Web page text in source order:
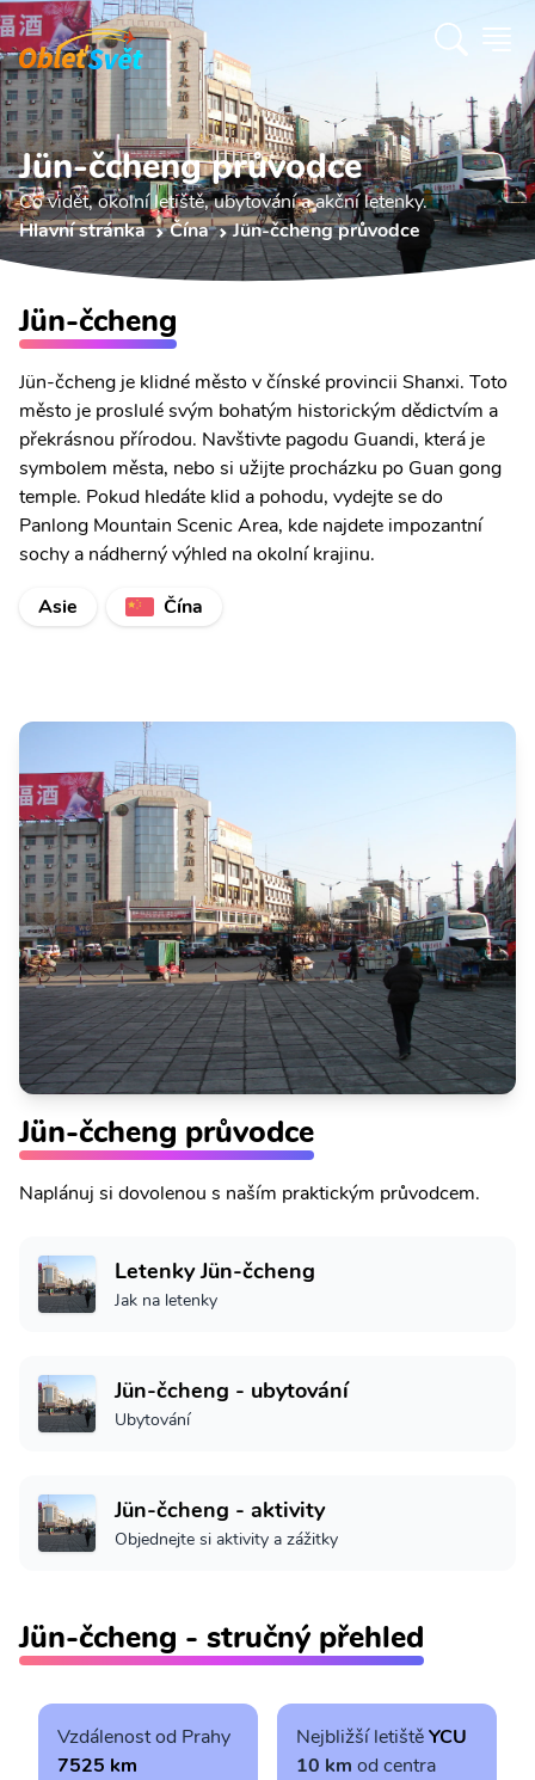
Jün-čcheng průvodce
Co vidět, okolní letiště, ubytování a akční letenky.
Hlavní stránka
Čína Jün-čcheng průvodce
Jün-čcheng
Jün-čcheng je klidné město v čínské provincii Shanxi. Toto
město je proslulé svým bohatým historickým dědictvím a
překrásnou přírodou. Navštivte pagodu Guandi, která je
symbolem města, nebo si užijte procházku po Guan gong
temple. Pokud hledáte klid a pohodu, vydejte se do
Panlong Mountain Scenic Area, kde najdete impozantní
sochy a nádherný výhled na okolní krajinu.
Asie
Čína
Jün-čcheng průvodce
Naplánuj si dovolenou s naším praktickým průvodcem.
Letenky Jün-čcheng
Jak na letenky
Jün-čcheng - ubytování
Ubytování
Jün-čcheng - aktivity
Objednejte si aktivity a zážitky
Jün-čcheng - stručný přehled
Vzdálenost od Prahy
7525 km
Nejbližší letištěYCU
10 km od centra